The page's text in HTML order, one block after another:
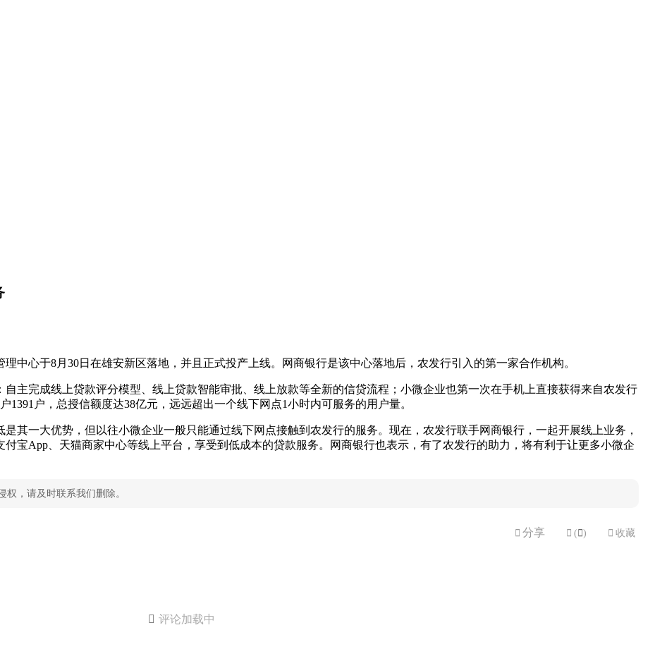
中心于8月30日在雄安新区落地，并且正式投产上线。网商银行是该中心落地后，农发行引入的第一家合作机构。
主完成线上贷款评分模型、线上贷款智能审批、线上放款等全新的信贷流程；小微企业也第一次在手机上直接获得来自农发行
户，总授信额度达38亿元，远远超出一个线下网点1小时内可服务的用户量。
其一大优势，但以往小微企业一般只能通过线下网点接触到农发行的服务。现在，农发行联手网商银行，一起开展线上业务，
宝App、天猫商家中心等线上平台，享受到低成本的贷款服务。网商银行也表示，有了农发行的助力，将有利于让更多小微企
，请及时联系我们删除。
 分享  ( )  收藏
 评论加载中